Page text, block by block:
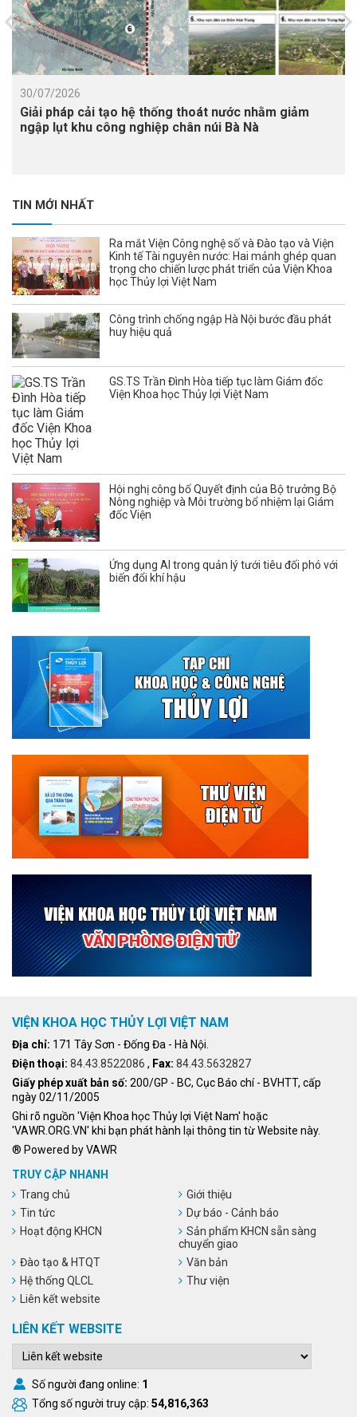
30/07/2026
Giải pháp cải tạo hệ thống thoát nước nhằm giảm
ngập lụt khu công nghiệp chân núi Bà Nà
TIN MỚI NHẤT
Ra mắt Viện Công nghệ số và Đào tạo và Viện
Kinh tế Tài nguyên nước: Hai mảnh ghép quan
trọng cho chiến lược phát triển của Viện Khoa
học Thủy lợi Việt Nam
Công trình chống ngập Hà Nội bước đầu phát
huy hiệu quả
GS.TS Trần Đình Hòa tiếp tục làm Giám đốc
Viện Khoa học Thủy lợi Việt Nam
Hội nghị công bố Quyết định của Bộ trưởng Bộ
Nông nghiệp và Môi trường bổ nhiệm lại Giám
đốc Viện
Ứng dụng AI trong quản lý tưới tiêu đối phó với
biến đổi khí hậu
VIỆN KHOA HỌC THỦY LỢI VIỆT NAM
Địa chỉ: 171 Tây Sơn - Đống Đa - Hà Nội.
Điện thoại: 84.43.8522086 , Fax: 84.43.5632827
Giấy phép xuất bản số: 200/GP - BC, Cục Báo chí - BVHTT, cấp
ngày 02/11/2005
Ghi rõ nguồn 'Viện Khoa học Thủy lợi Việt Nam' hoặc
'VAWR.ORG.VN' khi bạn phát hành lại thông tin từ Website này.
® Powered by VAWR
TRUY CẬP NHANH
Trang chủ
Giới thiệu
Tin tức
Dự báo - Cảnh báo
Hoạt động KHCN
Sản phẩm KHCN sẵn sàng
chuyển giao
Đào tạo & HTQT
Văn bản
Hệ thống QLCL
Thư viện
Liên kết website
LIÊN KẾT WEBSITE
Số người đang online: 1
Tổng số người truy cập: 54,816,363